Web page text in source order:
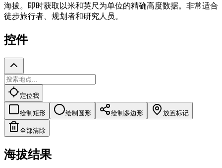
海拔。即时获取以米和英尺为单位的精确高度数据。非常适合
徒步旅行者、规划者和研究人员。
控件
定位我
绘制矩形 绘制圆形 绘制多边形 放置标记
全部清除
海拔结果